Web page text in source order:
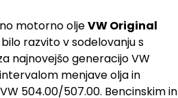
motorno oljeVW Original
razvito v sodelovanju s
najnovejšo generacijo VW
menjave olja in
504.00/507.00. Bencinskim in